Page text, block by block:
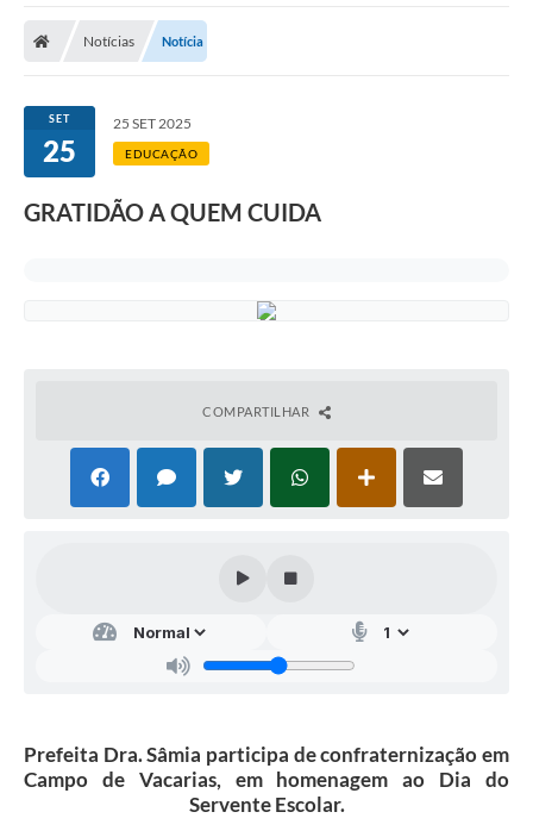
Notícias Notícia
SET
25
25 SET 2025
EDUCAÇÃO
GRATIDÃO A QUEM CUIDA
COMPARTILHAR
Prefeita Dra. Sâmia participa de confraternização em
Campo de Vacarias, em homenagem ao Dia do
Servente Escolar.